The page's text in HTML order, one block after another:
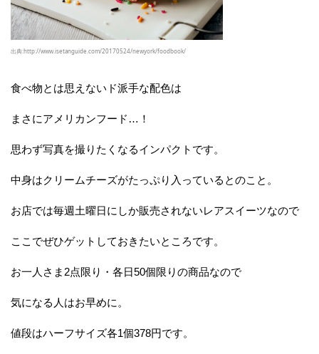
出典:http://www.isetanguide.com/20170524/newyork/foodbook/
食べ物とは思えないド派手な配色は
まさにアメリカンフード…！
思わず写真を撮りたくなるインパクトです。
中身はクリームチーズがたっぷり入っているとのこと。
お店では毎週土曜日にしか販売されないレアスイーツなので
ここでぜひゲットしておきたいところです。
お一人さま2点限り・各日50個限りの商品なので
気になる人はお早めに。
値段はハーフサイズ各1個378円です。